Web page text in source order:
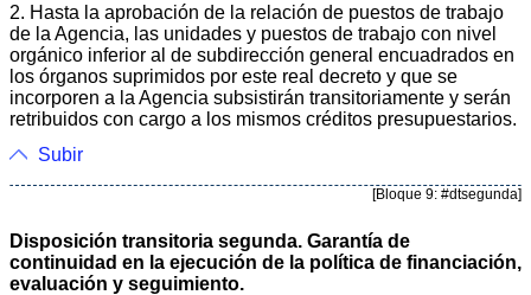
2. Hasta la aprobación de la relación de puestos de trabajo
de la Agencia, las unidades y puestos de trabajo con nivel
orgánico inferior al de subdirección general encuadrados en
los órganos suprimidos por este real decreto y que se
incorporen a la Agencia subsistirán transitoriamente y serán
retribuidos con cargo a los mismos créditos presupuestarios.
Subir
[Bloque 9: #dtsegunda]
Disposición transitoria segunda. Garantía de
continuidad en la ejecución de la política de financiación,
evaluación y seguimiento.